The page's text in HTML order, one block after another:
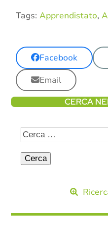
Tags: Apprendistato,
Facebook
Email
CERCA